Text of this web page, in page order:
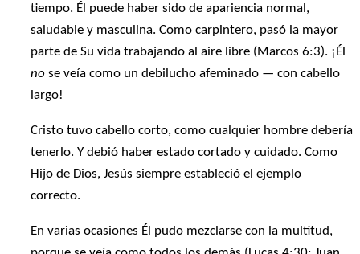
tiempo. Él puede haber sido de apariencia normal,
saludable y masculina. Como carpintero, pasó la mayor
parte de Su vida trabajando al aire libre (Marcos 6:3). ¡Él
no se veía como un debilucho afeminado — con cabello
largo!
Cristo tuvo cabello corto, como cualquier hombre debería
tenerlo. Y debió haber estado cortado y cuidado. Como
Hijo de Dios, Jesús siempre estableció el ejemplo
correcto.
En varias ocasiones Él pudo mezclarse con la multitud,